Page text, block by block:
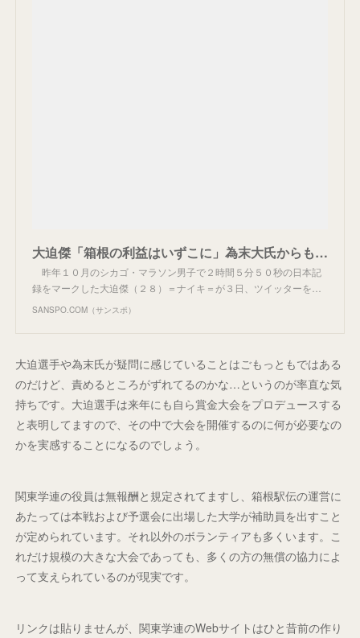
大迫傑「箱根の利益はいずこに」為末大氏からも疑問の声／駅伝
昨年１０月のシカゴ・マラソン男子で２時間５分５０秒の日本記
録をマークした大迫傑（２８）＝ナイキ＝が３日、ツイッターを…
SANSPO.COM（サンスポ）
大迫選手や為末氏が疑問に感じていることはごもっともではある
のだけど、責めるところがずれてるのかな…というのが率直な気
持ちです。大迫選手は来年にも自ら賞金大会をプロデュースする
と表明してますので、その中で大会を開催するのに何が必要なの
かを実感することになるのでしょう。
関東学連の役員は無報酬と規定されてますし、箱根駅伝の運営に
あたっては本戦および予選会に出場した大学が補助員を出すこと
が定められています。それ以外のボランティアも多くいます。こ
れだけ規模の大きな大会であっても、多くの方の無償の協力によ
って支えられているのが現実です。
リンクは貼りませんが、関東学連のWebサイトはひと昔前の作り